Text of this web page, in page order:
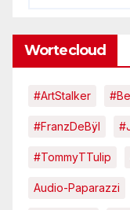
Wortecloud
#ArtStalker
#FranzDeBÿl
#TommyTTulip
Audio-Paparazzi